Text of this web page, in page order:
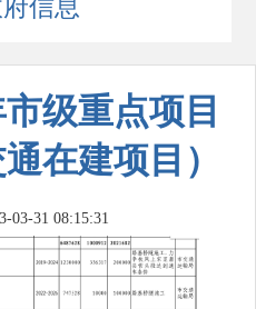
信息
级重点项目
在建项目）
03-31 08:15:31